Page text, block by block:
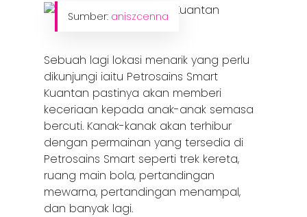
Sumber: aniszcenna
Sebuah lagi lokasi menarik yang perlu
dikunjungi iaitu Petrosains Smart
Kuantan pastinya akan memberi
keceriaan kepada anak-anak semasa
bercuti. Kanak-kanak akan terhibur
dengan permainan yang tersedia di
Petrosains Smart seperti trek kereta,
ruang main bola, pertandingan
mewarna, pertandingan menampal,
dan banyak lagi.